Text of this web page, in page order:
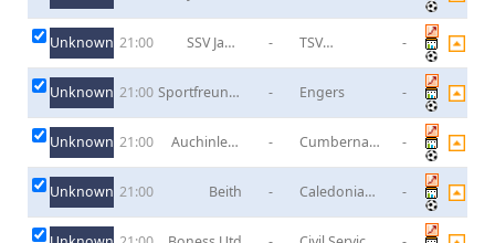
Unknown 21:00
SSV Jahn
-
TSV
-
Unknown 21:00 Sportfreunde
- Engers -
Unknown 21:00
Auchinleck
-
Cumbernauld
-
Unknown 21:00 Beith -
Caledonian
-